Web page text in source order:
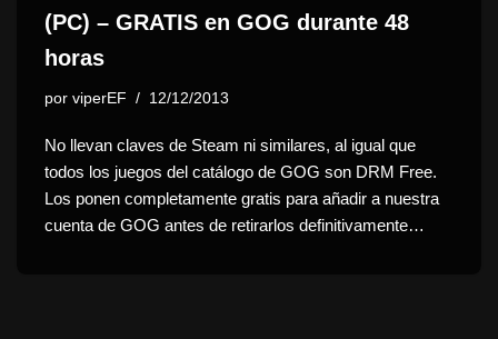
(PC) – GRATIS en GOG durante 48
horas
por viperEF 12/12/2013
No llevan claves de Steam ni similares, al igual que
todos los juegos del catálogo de GOG son DRM Free.
Los ponen completamente gratis para añadir a nuestra
cuenta de GOG antes de retirarlos definitivamente…